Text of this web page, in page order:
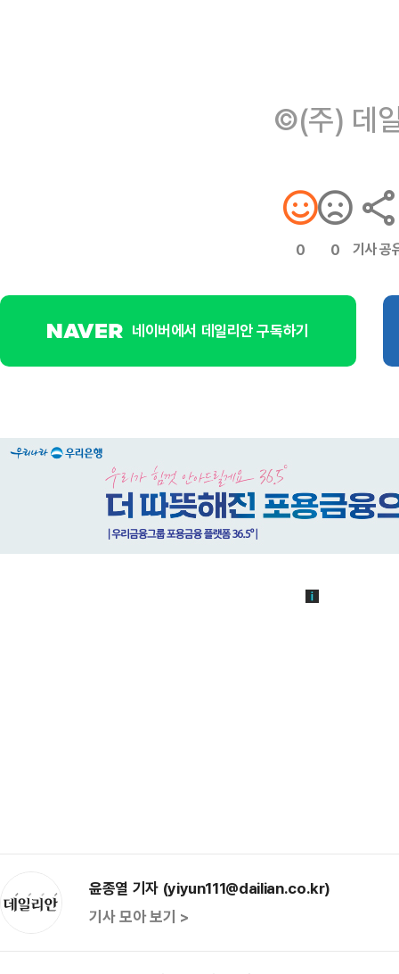
©(주) 데
0 0 기사 공
네이버에서 데일리안 구독하기
윤종열 기자 (yiyun111@dailian.co.kr)
기사 모아 보기 >